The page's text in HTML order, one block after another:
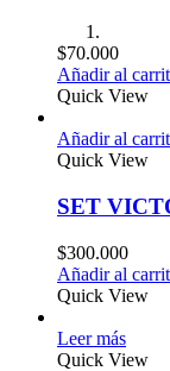
$70.000
Añadir al
Quick View
Añadir al
Quick View
SET
$300.000
Añadir al
Quick View
Leer más
Quick View